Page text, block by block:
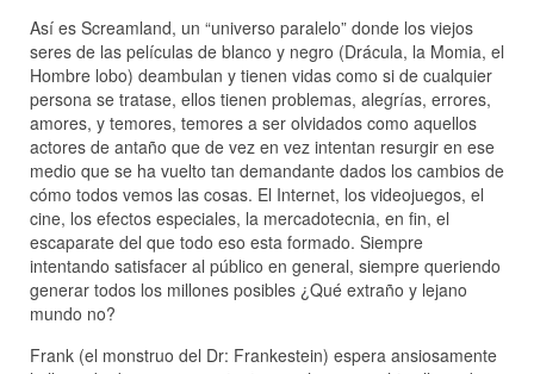
Así es Screamland, un “universo paralelo” donde los viejos
seres de las películas de blanco y negro (Drácula, la Momia, el
Hombre lobo) deambulan y tienen vidas como si de cualquier
persona se tratase, ellos tienen problemas, alegrías, errores,
amores, y temores, temores a ser olvidados como aquellos
actores de antaño que de vez en vez intentan resurgir en ese
medio que se ha vuelto tan demandante dados los cambios de
cómo todos vemos las cosas. El Internet, los videojuegos, el
cine, los efectos especiales, la mercadotecnia, en fin, el
escaparate del que todo eso esta formado. Siempre
intentando satisfacer al público en general, siempre queriendo
generar todos los millones posibles ¿Qué extraño y lejano
mundo no?
Frank (el monstruo del Dr: Frankestein) espera ansiosamente